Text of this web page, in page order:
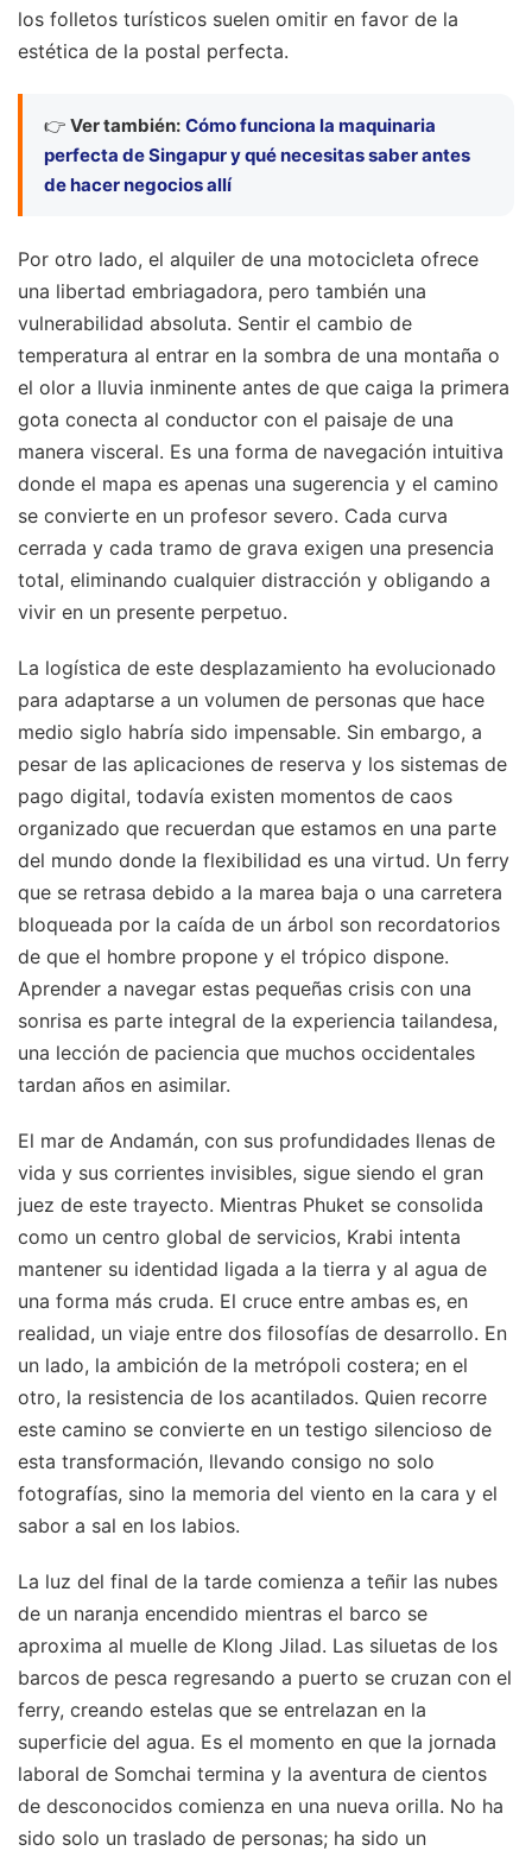
los folletos turísticos suelen omitir en favor de la
estética de la postal perfecta.
👉 Ver también: Cómo funciona la maquinaria
perfecta de Singapur y qué necesitas saber antes
de hacer negocios allí
Por otro lado, el alquiler de una motocicleta ofrece
una libertad embriagadora, pero también una
vulnerabilidad absoluta. Sentir el cambio de
temperatura al entrar en la sombra de una montaña o
el olor a lluvia inminente antes de que caiga la primera
gota conecta al conductor con el paisaje de una
manera visceral. Es una forma de navegación intuitiva
donde el mapa es apenas una sugerencia y el camino
se convierte en un profesor severo. Cada curva
cerrada y cada tramo de grava exigen una presencia
total, eliminando cualquier distracción y obligando a
vivir en un presente perpetuo.
La logística de este desplazamiento ha evolucionado
para adaptarse a un volumen de personas que hace
medio siglo habría sido impensable. Sin embargo, a
pesar de las aplicaciones de reserva y los sistemas de
pago digital, todavía existen momentos de caos
organizado que recuerdan que estamos en una parte
del mundo donde la flexibilidad es una virtud. Un ferry
que se retrasa debido a la marea baja o una carretera
bloqueada por la caída de un árbol son recordatorios
de que el hombre propone y el trópico dispone.
Aprender a navegar estas pequeñas crisis con una
sonrisa es parte integral de la experiencia tailandesa,
una lección de paciencia que muchos occidentales
tardan años en asimilar.
El mar de Andamán, con sus profundidades llenas de
vida y sus corrientes invisibles, sigue siendo el gran
juez de este trayecto. Mientras Phuket se consolida
como un centro global de servicios, Krabi intenta
mantener su identidad ligada a la tierra y al agua de
una forma más cruda. El cruce entre ambas es, en
realidad, un viaje entre dos filosofías de desarrollo. En
un lado, la ambición de la metrópoli costera; en el
otro, la resistencia de los acantilados. Quien recorre
este camino se convierte en un testigo silencioso de
esta transformación, llevando consigo no solo
fotografías, sino la memoria del viento en la cara y el
sabor a sal en los labios.
La luz del final de la tarde comienza a teñir las nubes
de un naranja encendido mientras el barco se
aproxima al muelle de Klong Jilad. Las siluetas de los
barcos de pesca regresando a puerto se cruzan con el
ferry, creando estelas que se entrelazan en la
superficie del agua. Es el momento en que la jornada
laboral de Somchai termina y la aventura de cientos
de desconocidos comienza en una nueva orilla. No ha
sido solo un traslado de personas; ha sido un